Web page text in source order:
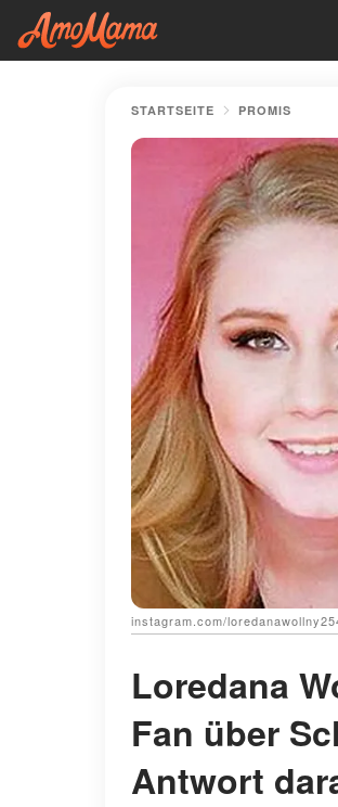
STARTSEITE PROMIS
instagram.com/
Loredana
Fan über
Antwort